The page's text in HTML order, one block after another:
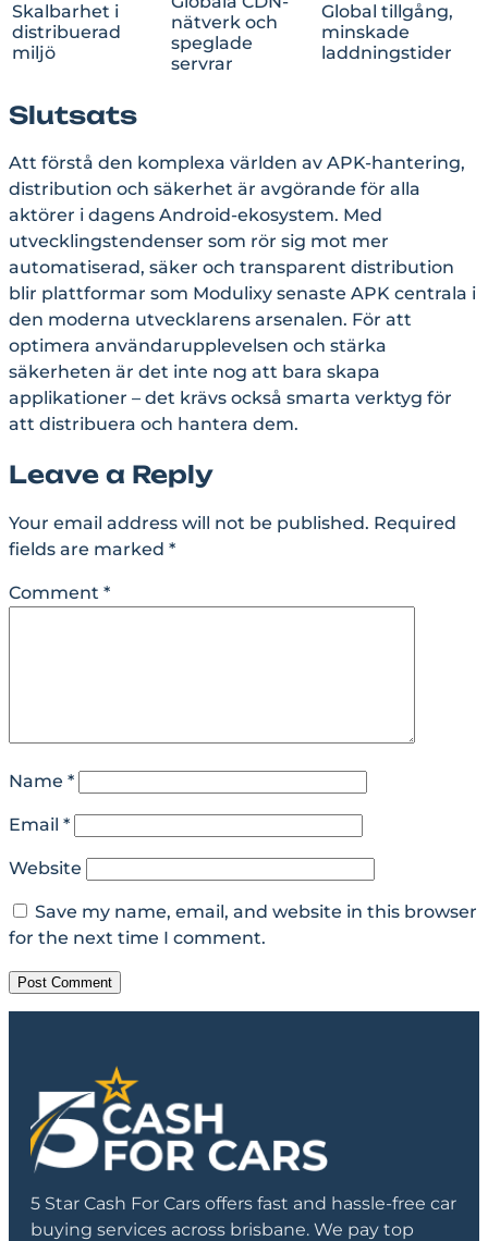
Skalbarhet i
distribuerad
miljö
nätverk och
speglade
servrar
Global tillgång,
minskade
laddningstider
Slutsats
Att förstå den komplexa världen av APK-hantering,
distribution och säkerhet är avgörande för alla
aktörer i dagens Android-ekosystem. Med
utvecklingstendenser som rör sig mot mer
automatiserad, säker och transparent distribution
blir plattformar som Modulixy senaste APK centrala i
den moderna utvecklarens arsenalen. För att
optimera användarupplevelsen och stärka
säkerheten är det inte nog att bara skapa
applikationer – det krävs också smarta verktyg för
att distribuera och hantera dem.
Leave a Reply
Your email address will not be published. Required
fields are marked *
Comment *
Name *
Email *
Website
Save my name, email, and website in this browser
for the next time I comment.
5 Star Cash For Cars offers fast and hassle-free car
buying services across brisbane. We pay top